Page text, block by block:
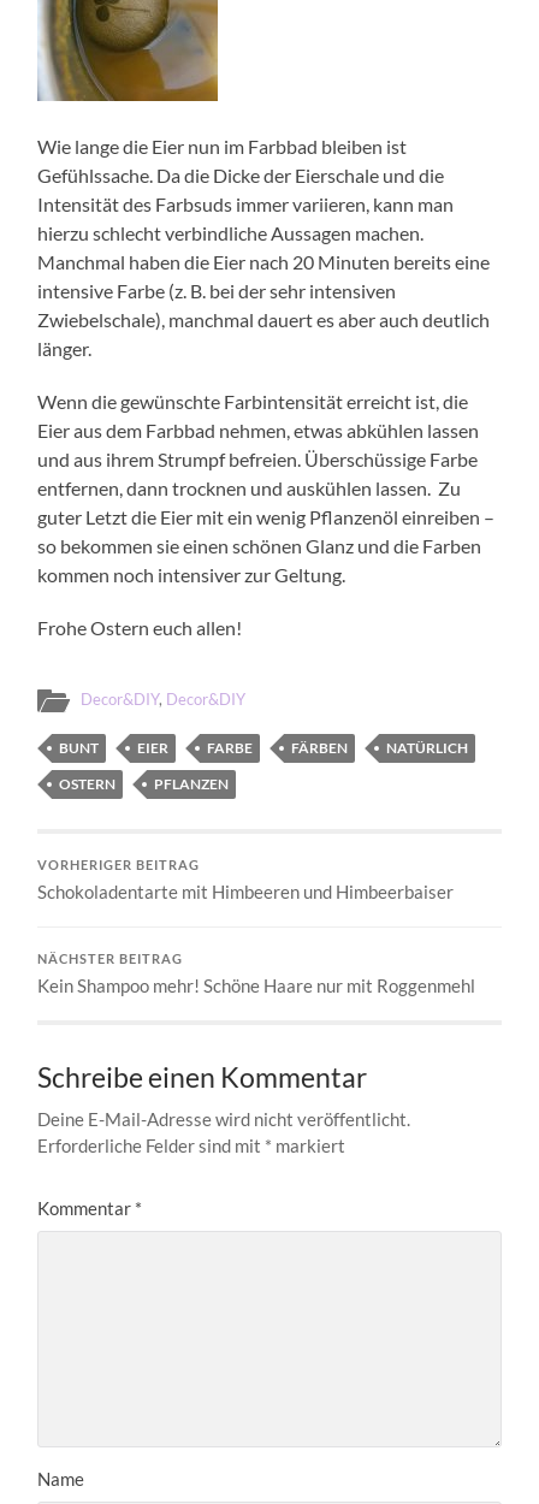
Wie lange die Eier nun im Farbbad bleiben ist
Gefühlssache. Da die Dicke der Eierschale und die
Intensität des Farbsuds immer variieren, kann man
hierzu schlecht verbindliche Aussagen machen.
Manchmal haben die Eier nach 20 Minuten bereits eine
intensive Farbe (z. B. bei der sehr intensiven
Zwiebelschale), manchmal dauert es aber auch deutlich
länger.
Wenn die gewünschte Farbintensität erreicht ist, die
Eier aus dem Farbbad nehmen, etwas abkühlen lassen
und aus ihrem Strumpf befreien. Überschüssige Farbe
entfernen, dann trocknen und auskühlen lassen. Zu
guter Letzt die Eier mit ein wenig Pflanzenöl einreiben –
so bekommen sie einen schönen Glanz und die Farben
kommen noch intensiver zur Geltung.
Frohe Ostern euch allen!
Decor&DIY, Decor&DIY
BUNT EIER FARBE FÄRBEN
NATÜRLICH
OSTERN
PFLANZEN
VORHERIGER BEITRAG
Schokoladentarte mit Himbeeren und Himbeerbaiser
NÄCHSTER BEITRAG
Kein Shampoo mehr! Schöne Haare nur mit Roggenmehl
Schreibe einen Kommentar
Deine E-Mail-Adresse wird nicht veröffentlicht.
Erforderliche Felder sind mit * markiert
Kommentar *
Name